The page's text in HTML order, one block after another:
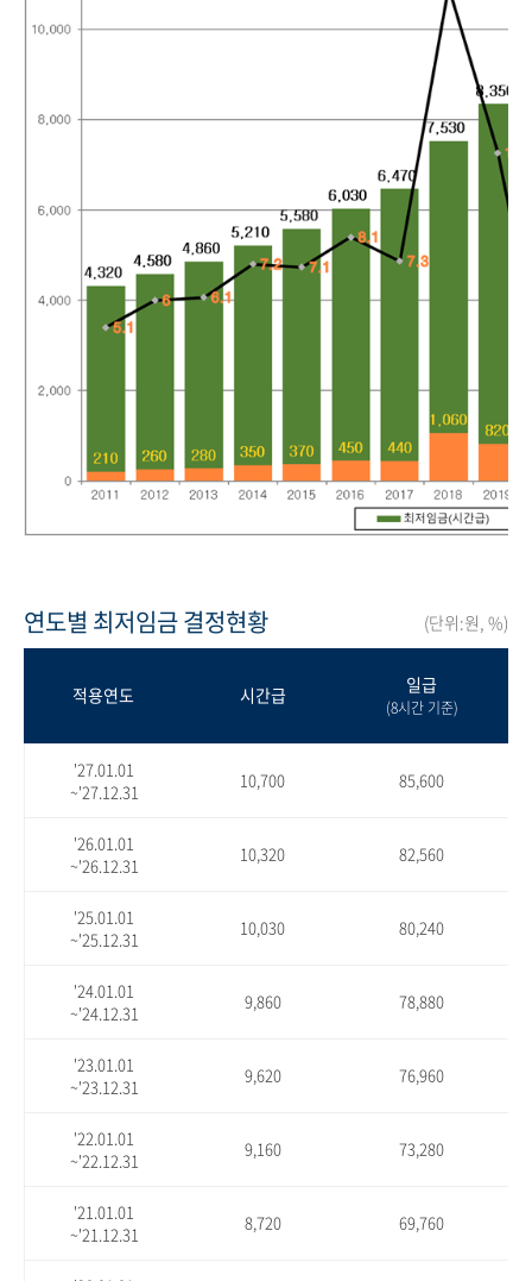
연도별 최저임금 결정현황 (단위:원, %)
적용연도 시간급 일급
(8시간 기준)
'27.01.01
~'27.12.31
10,700 85,600
'26.01.01
~'26.12.31
10,320 82,560
'25.01.01
~'25.12.31
10,030 80,240
'24.01.01
~'24.12.31
9,860 78,880
'23.01.01
~'23.12.31
9,620 76,960
'22.01.01
~'22.12.31
9,160 73,280
'21.01.01
~'21.12.31
8,720 69,760